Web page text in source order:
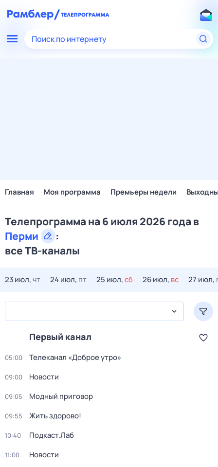
Поиск по интернету
Главная Моя программа Премьеры недели
Телепрограмма на 6 июля 2026 года в
Перми
:
все ТВ-каналы
23 июл,чт 24 июл, пт 25 июл,сб 26 июл, вс 27 июл,
Первый канал
05:00 Телеканал «Доброе утро»
09:00 Новости
09:05 Модный приговор
09:55 Жить здорово!
10:40 Подкаст.Лаб
11:00 Новости